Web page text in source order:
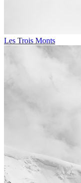
Les Trois Monts